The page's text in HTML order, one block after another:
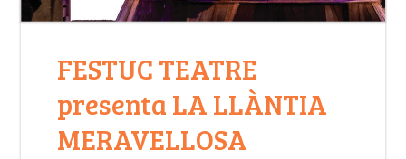
FESTUC TEATRE
presenta LA LLÀNTIA
MERAVELLOSA